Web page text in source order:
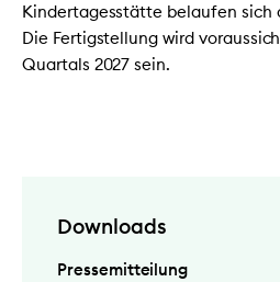
Kindertagesstätte belaufen sich
Die Fertigstellung wird
Quartals 2027 sein.
Downloads
Pressemitteilung